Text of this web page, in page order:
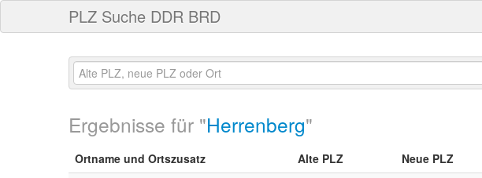
PLZ Suche DDR BRD
Ergebnisse für "Herrenberg"
Ortname und Ortszusatz Alte PLZ Neue PLZ